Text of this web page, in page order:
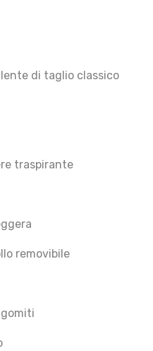
di taglio classico
traspirante
removibile